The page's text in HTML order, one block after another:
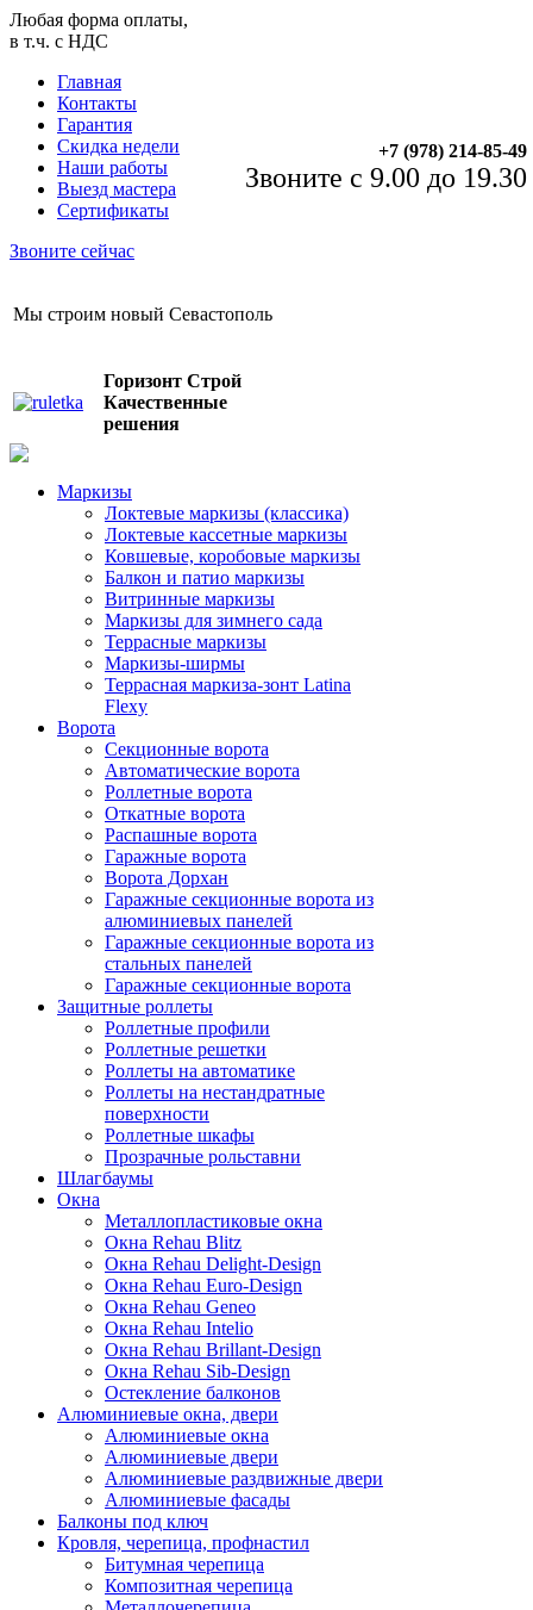
Любая форма оплаты,
в т.ч. с НДС
Главная
Контакты
Гарантия
Скидка недели
Наши работы
Выезд мастера
Сертификаты
+7 (978) 214-85-49
Звоните с 9.00 до 19.30
Звоните сейчас
Мы строим новый Севастополь
Горизонт Строй
Качественные
решения
Маркизы
Локтевые маркизы (классика)
Локтевые кассетные маркизы
Ковшевые, коробовые маркизы
Балкон и патио маркизы
Витринные маркизы
Маркизы для зимнего сада
Террасные маркизы
Маркизы-ширмы
Террасная маркиза-зонт Latina
Flexy
Ворота
Секционные ворота
Автоматические ворота
Роллетные ворота
Откатные ворота
Распашные ворота
Гаражные ворота
Ворота Дорхан
Гаражные секционные ворота из
алюминиевых панелей
Гаражные секционные ворота из
стальных панелей
Гаражные секционные ворота
Защитные роллеты
Роллетные профили
Роллетные решетки
Роллеты на автоматике
Роллеты на нестандратные
поверхности
Роллетные шкафы
Прозрачные рольставни
Шлагбаумы
Окна
Металлопластиковые окна
Окна Rehau Blitz
Окна Rehau Delight-Design
Окна Rehau Euro-Design
Окна Rehau Geneo
Окна Rehau Intelio
Окна Rehau Вrillant-Design
Окна Rehau Sib-Design
Остекление балконов
Алюминиевые окна, двери
Алюминиевые окна
Алюминиевые двери
Алюминиевые раздвижные двери
Алюминиевые фасады
Балконы под ключ
Кровля, черепица, профнастил
Битумная черепица
Композитная черепица